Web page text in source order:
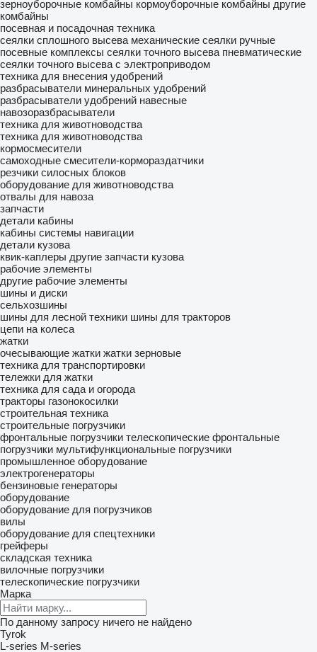
зерноуборочные комбайны кормоуборочные комбайны другие
комбайны
посевная и посадочная техника
сеялки сплошного высева механические сеялки ручные
посевные комплексы сеялки точного высева пневматические
сеялки точного высева с электроприводом
техника для внесения удобрений
разбрасыватели минеральных удобрений
разбрасыватели удобрений навесные
навозоразбрасыватели
техника для животноводства
техника для животноводства
кормосмесители
самоходные смесители-кормораздатчики
резчики силосных блоков
оборудование для животноводства
отвалы для навоза
запчасти
детали кабины
кабины системы навигации
детали кузова
квик-каплеры другие запчасти кузова
рабочие элементы
другие рабочие элементы
шины и диски
сельхозшины
шины для лесной техники шины для тракторов
цепи на колеса
жатки
очесывающие жатки жатки зерновые
техника для транспортировки
тележки для жатки
техника для сада и огорода
тракторы газонокосилки
строительная техника
строительные погрузчики
фронтальные погрузчики телескопические фронтальные
погрузчики мультифункциональные погрузчики
промышленное оборудование
электрогенераторы
бензиновые генераторы
оборудование
оборудование для погрузчиков
вилы
оборудование для спецтехники
грейферы
складская техника
вилочные погрузчики
телескопические погрузчики
Марка
По данному запросу ничего не найдено
Tyrok
L-series M-series